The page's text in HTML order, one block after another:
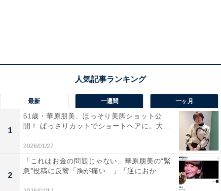
最新 一週間 一ヶ月
1
51歳・華原朋美、ほっそり美脚ショット公
開！ ばっさりカットでショートヘアに。大...
2026/01/27
2
「これはお金の問題じゃない」華原朋美の“緊
急”投稿に反響「胸が痛い…」「逆におか...